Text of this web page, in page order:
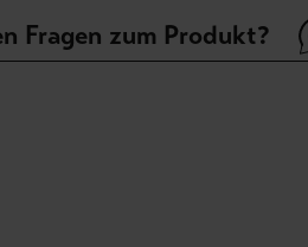
Fragen zum Produkt?